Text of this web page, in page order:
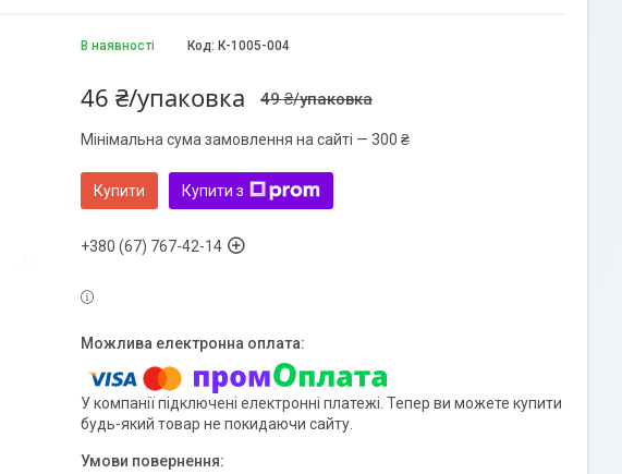
В наявності Код: К-1005-004
49 ₴/упаковка
46 ₴/упаковка
Мінімальна сума замовлення на сайті — 300 ₴
Купити Купити з
+380 (67) 767-42-14
У компанії підключені електронні платежі. Тепер ви можете купити
будь-який товар не покидаючи сайту.